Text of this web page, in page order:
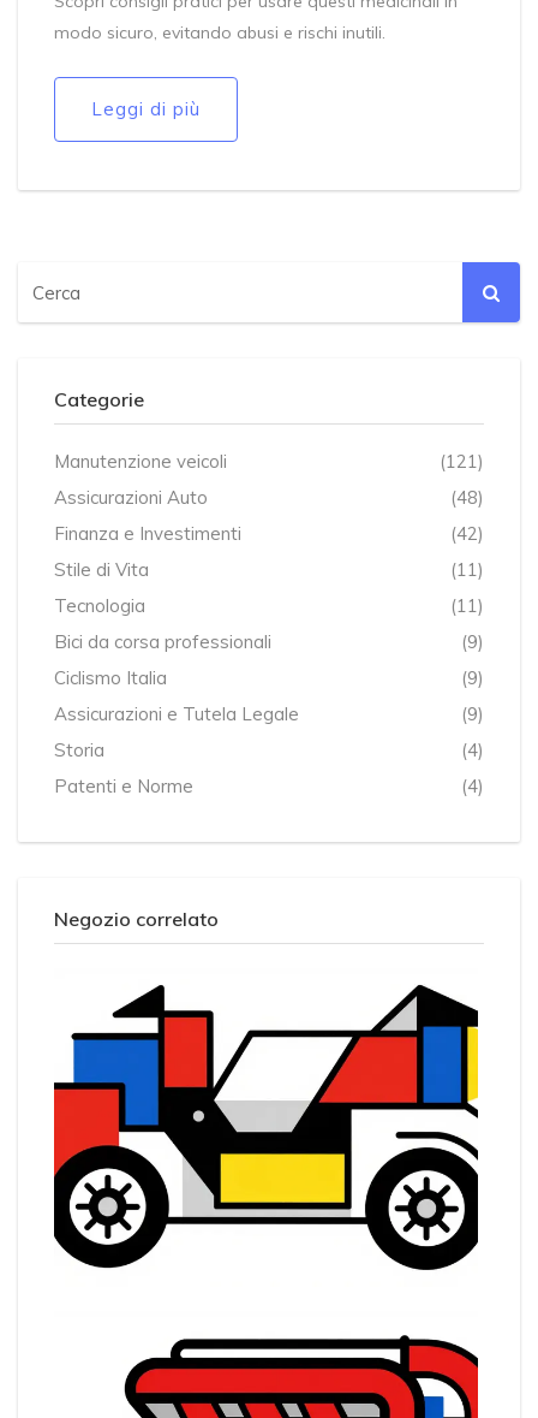
modo sicuro, evitando abusi e rischi inutili.
Leggi di più
Categorie
Manutenzione veicoli
(121)
Assicurazioni Auto
(48)
Finanza e Investimenti
(42)
Stile di Vita
(11)
Tecnologia
(11)
Bici da corsa professionali
(9)
Ciclismo Italia
(9)
Assicurazioni e Tutela Legale
(9)
Storia
(4)
Patenti e Norme
(4)
Negozio correlato